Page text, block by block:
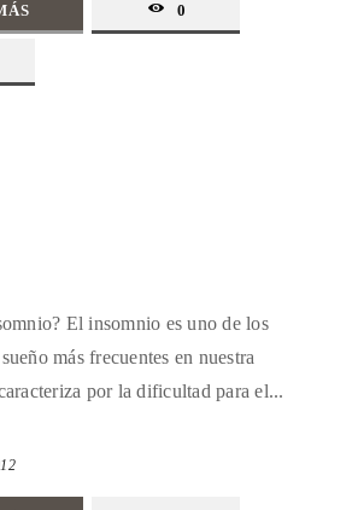
0
El insomnio es uno de los
más frecuentes en nuestra
por la dificultad para el...